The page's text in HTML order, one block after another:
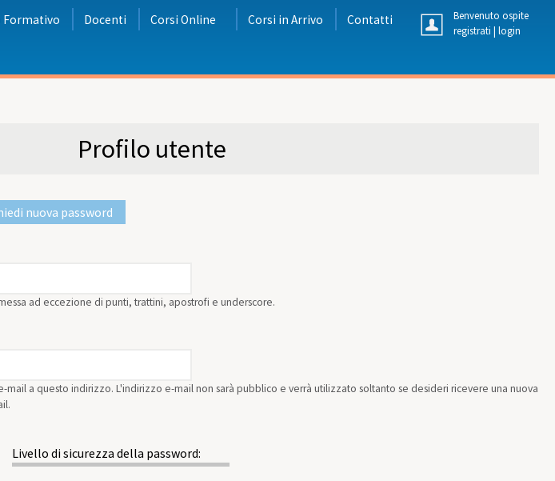
Benvenuto ospite
registrati |login
Formativo Docenti Corsi Online Corsi in Arrivo Contatti
Profilo utente
nuova password
ad eccezione di punti, trattini, apostrofi e underscore.
mail a questo indirizzo. L'indirizzo e-mail non sarà pubblico e verrà utilizzato soltanto se desideri ricevere una nuova
Livello di sicurezza della password: